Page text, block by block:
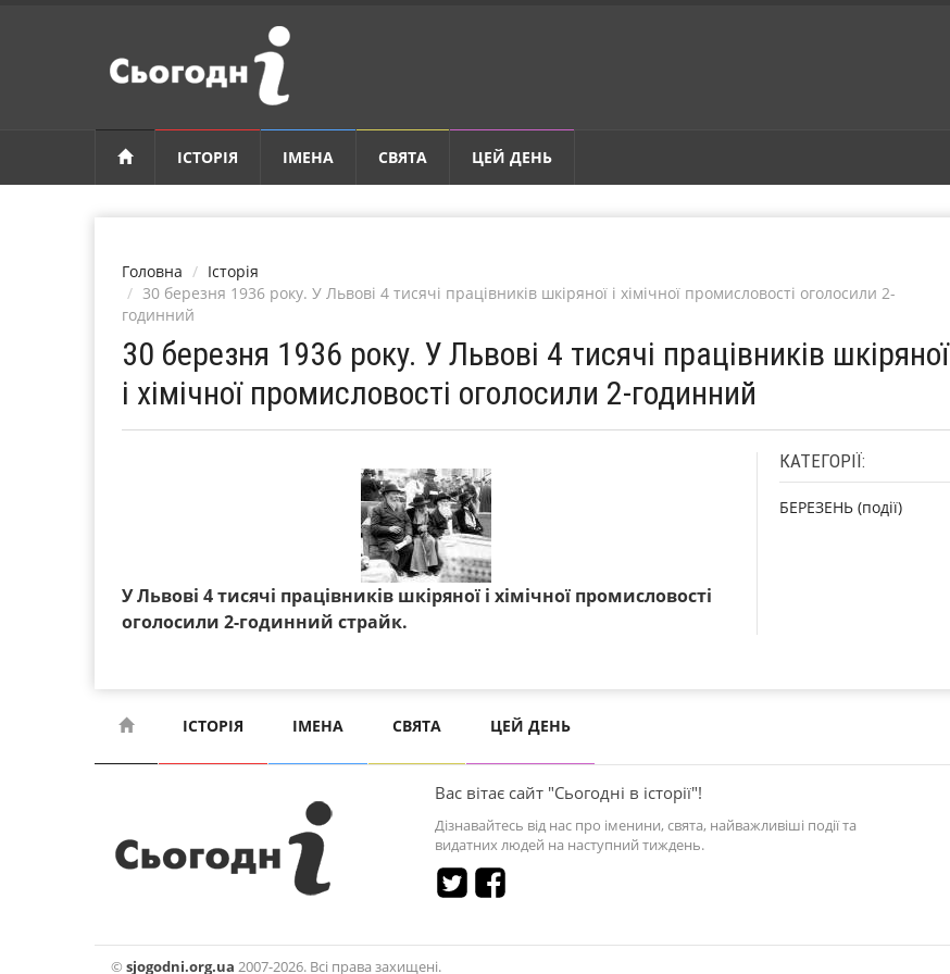
ІСТОРІЯ ІМЕНА СВЯТА ЦЕЙ ДЕНЬ
Головна
Історія
30 березня 1936 року. У Львові 4 тисячі працівників шкіряної і хімічної промисловості оголосили 2-
годинний
30 березня 1936 року. У Львові 4 тисячі працівників шкіряної
і хімічної промисловості оголосили 2-годинний
У Львові 4 тисячі працівників шкіряної і хімічної промисловості
оголосили 2-годинний страйк.
КАТЕГОРІЇ:
БЕРЕЗЕНЬ (події)
ІСТОРІЯ ІМЕНА СВЯТА ЦЕЙ ДЕНЬ
Вас вітає сайт "Сьогодні в історії"!
Дізнавайтесь від нас про іменини, свята, найважливіші події та
видатних людей на наступний тиждень.
© sjogodni.org.ua 2007-2026. Всі права захищені.